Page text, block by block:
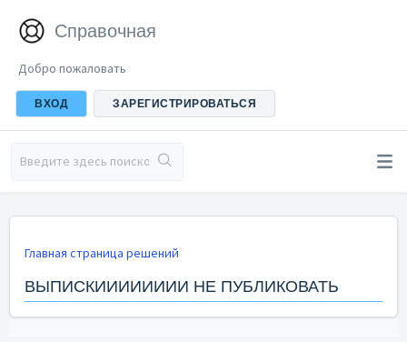
Справочная
Добро пожаловать
ВХОД ЗАРЕГИСТРИРОВАТЬСЯ
Главная страница решений
ВЫПИСКИИИИИИИИ НЕ ПУБЛИКОВАТЬ